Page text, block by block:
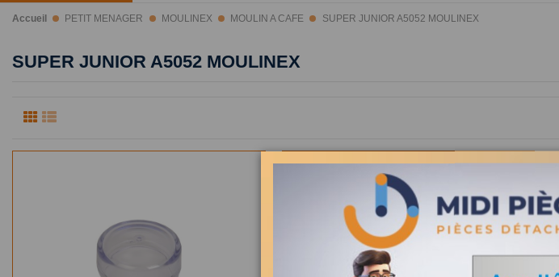
Accueil PETIT MENAGER MOULINEX MOULIN A CAFE SUPER JUNIOR A5052 MOULINEX
SUPER JUNIOR A5052 MOULINEX